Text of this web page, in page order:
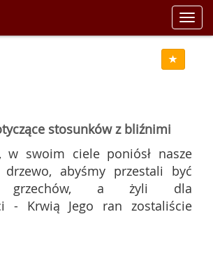
stosunków z bliźnimi
w swoim ciele poniósł nasze
drzewo, abyśmy przestali być
grzechów, a żyli dla
- Krwią Jego ran zostaliście